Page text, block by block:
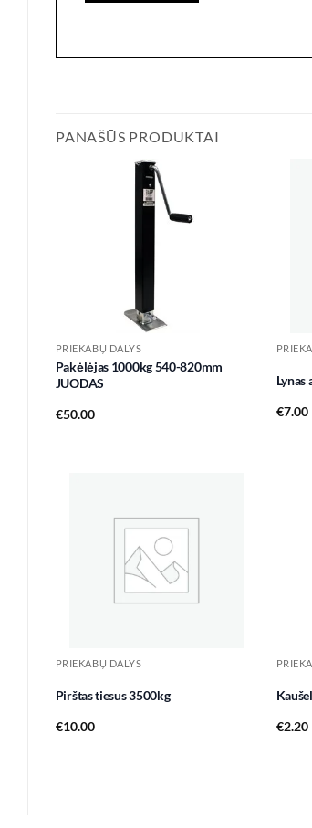
PANAŠŪS PRODUKTAI
PRIEKABŲ DALYS
Pakėlėjas 1000kg 540-820mm
JUODAS
€50.00
Lynas
€7.00
PRIEKABŲ DALYS
Pirštas tiesus 3500kg
€10.00
€2.20